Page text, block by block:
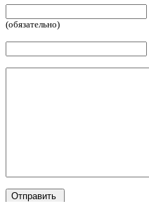
(обязательно)